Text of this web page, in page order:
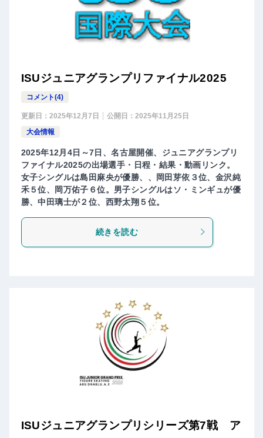
ISUジュニアグランプリファイナル2025
コメント(4)
更新日： 2025年12月7日 公開日： 2025年11月25日
大会情報
2025年12月4日～7日、名古屋開催、ジュニアグランプリ
ファイナル2025の出場選手・日程・結果・動画リンク。
女子シングルは島田麻央が優勝、、岡田芽依３位、金沢純
禾５位、岡万佑子６位。男子シングルはソ・ミンギュが優
勝、中田璃士が２位、西野太翔５位。
続きを読む
ISUジュニアグランプリシリーズ第7戦 ア